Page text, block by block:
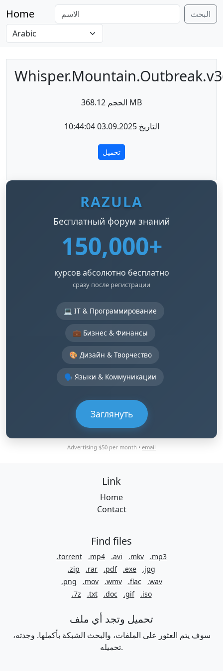
Home البحث
الحجم 368.12 MB
التاريخ 03.09.2025 10:44:04
تحميل
RAZULA
Бесплатный форум знаний
150,000+
курсов абсолютно бесплатно
сразу после регистрации
💻 IT & Программирование
💼 Бизнес & Финансы
🎨 Дизайн & Творчество
🗣️ Языки & Коммуникации
Заглянуть
Advertising $50 per month • email
Link
Home
Contact
Find files
.torrent .mp4 .avi .mkv
.mp3
.zip
.rar .pdf .exe
.jpg
.png
.mov .wmv .flac
.wav
.7z
.txt .doc .gif .iso
تحميل وتجد أي ملف
سوف يتم العثور على الملفات، والبحث الشبكة بأكملها. وجدته،
تحميله.